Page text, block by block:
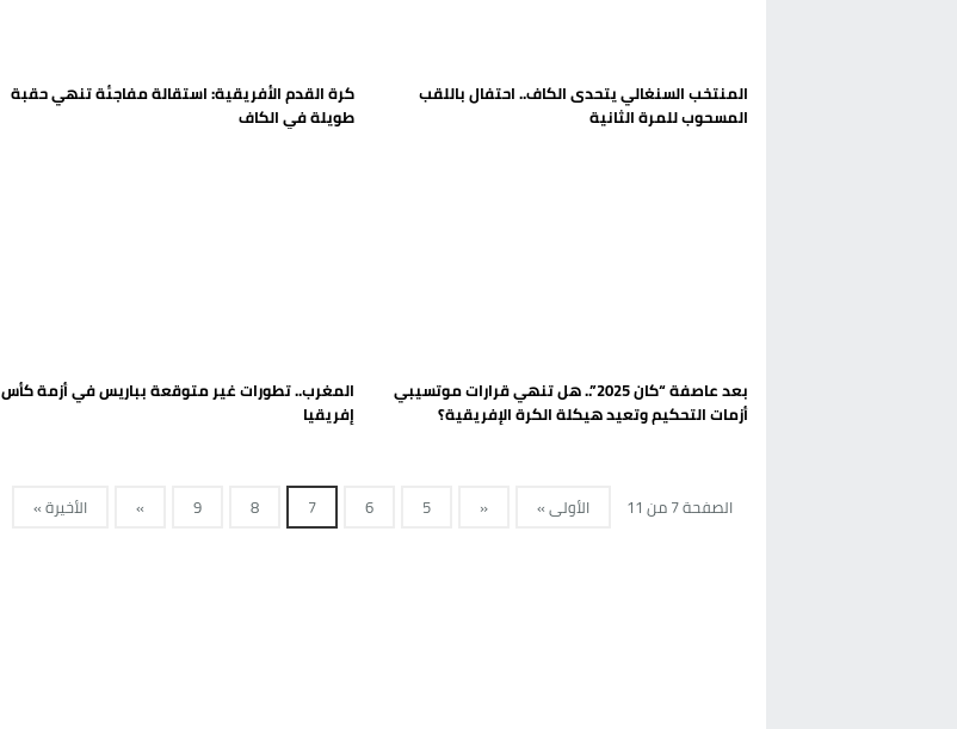
المنتخب السنغالي يتحدى الكاف.. احتفال باللقب
المسحوب للمرة الثانية
كرة القدم الأفريقية: استقالة مفاجئة تنهي حقبة
طويلة في الكاف
بعد عاصفة “كان 2025”.. هل تنهي قرارات موتسيبي
أزمات التحكيم وتعيد هيكلة الكرة الإفريقية؟
المغرب.. تطورات غير متوقعة بباريس في أزمة كأس
إفريقيا
الصفحة 7 من 11 الأولى » «
5
6
7
8
9
» الأخيرة »